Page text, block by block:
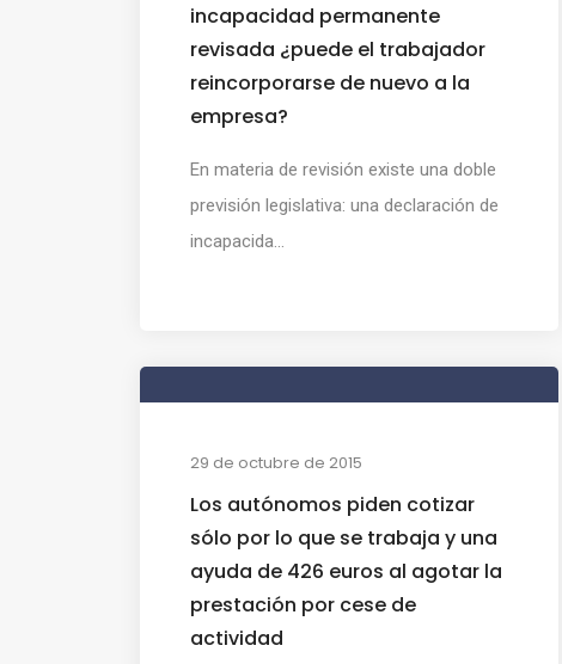
incapacidad permanente
revisada ¿puede el trabajador
reincorporarse de nuevo a la
empresa?
En materia de revisión existe una doble
previsión legislativa: una declaración de
incapacida...
29 de octubre de 2015
Los autónomos piden cotizar
sólo por lo que se trabaja y una
ayuda de 426 euros al agotar la
prestación por cese de
actividad